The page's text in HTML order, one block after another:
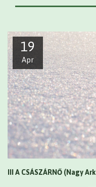
19
Apr
III A CSÁSZÁRNŐ (Nagy